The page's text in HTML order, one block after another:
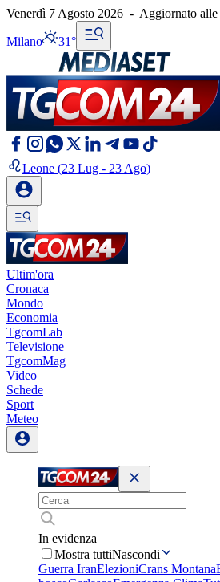
Venerdì 7 Agosto 2026 - Aggiornato alle
Milano 31°
Leone (23 Lug - 23 Ago)
Ultim'ora
Cronaca
Mondo
Economia
TgcomLab
Televisione
TgcomMag
Video
Schede
Sport
Meteo
In evidenza
Mostra tuttiNascondi
Guerra IranElezioniCrans Montana